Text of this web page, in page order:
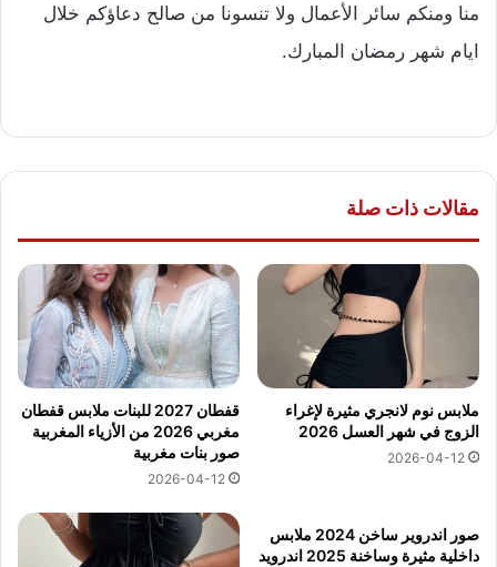
منا ومنكم سائر الأعمال ولا تنسونا من صالح دعاؤكم خلال
ايام شهر رمضان المبارك.
مقالات ذات صلة
ملابس نوم لانجري مثيرة لإغراء
الزوج في شهر العسل 2026
2026-04-12
قفطان 2027 للبنات ملابس قفطان
مغربي 2026 من الأزياء المغربية
صور بنات مغربية
2026-04-12
صور اندروير ساخن 2024 ملابس
داخلية مثيرة وساخنة 2025 اندرويد